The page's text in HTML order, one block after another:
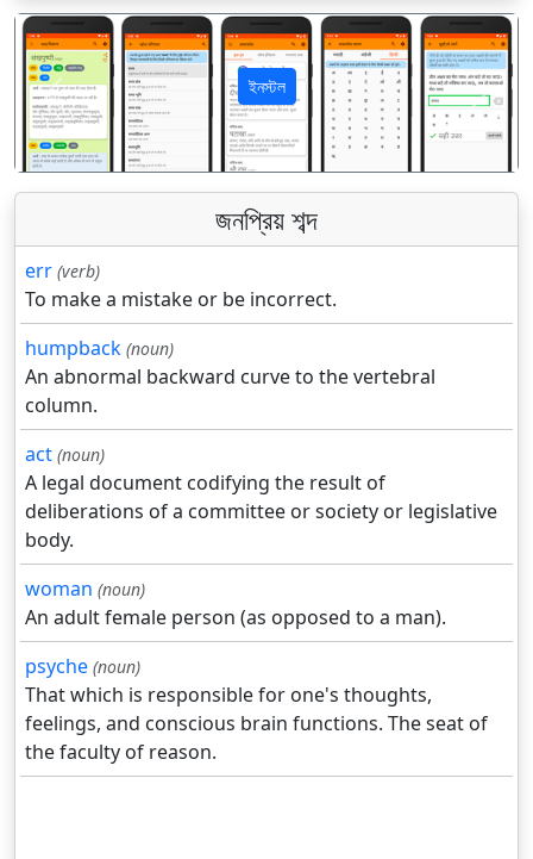
ইনস্টল
पिछला अगला
জনপ্রিয় শব্দ
err (verb)
To make a mistake or be incorrect.
humpback (noun)
An abnormal backward curve to the vertebral
column.
act (noun)
A legal document codifying the result of
deliberations of a committee or society or legislative
body.
woman (noun)
An adult female person (as opposed to a man).
psyche (noun)
That which is responsible for one's thoughts,
feelings, and conscious brain functions. The seat of
the faculty of reason.